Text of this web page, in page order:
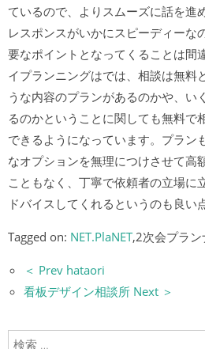
ているので、よりスムーズに話を進
レスポンスがいかにスピーディーな
要なポイントとなってくることは間
イプランニングはでは、相談は無料
うな内容のプランがあるのかや、い
るのかということに関しても無料で
できるようになっています。プラン
なオプションを無理につけさせて高
こともなく、丁寧で依頼者の立場に
ドバイスしてくれるというのも良い
Tagged on: NET.PlaNET,2次会プラン
＜ Prev hataori
看板デザイン相談所 Next ＞
検索: